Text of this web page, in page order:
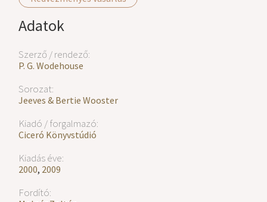
Adatok
Szerző / rendező:
P. G. Wodehouse
Sorozat:
Jeeves & Bertie Wooster
Kiadó / forgalmazó:
Ciceró Könyvstúdió
Kiadás éve:
2000, 2009
Fordító: